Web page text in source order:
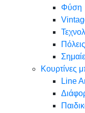
Φύση
Κουρτίνες
Line